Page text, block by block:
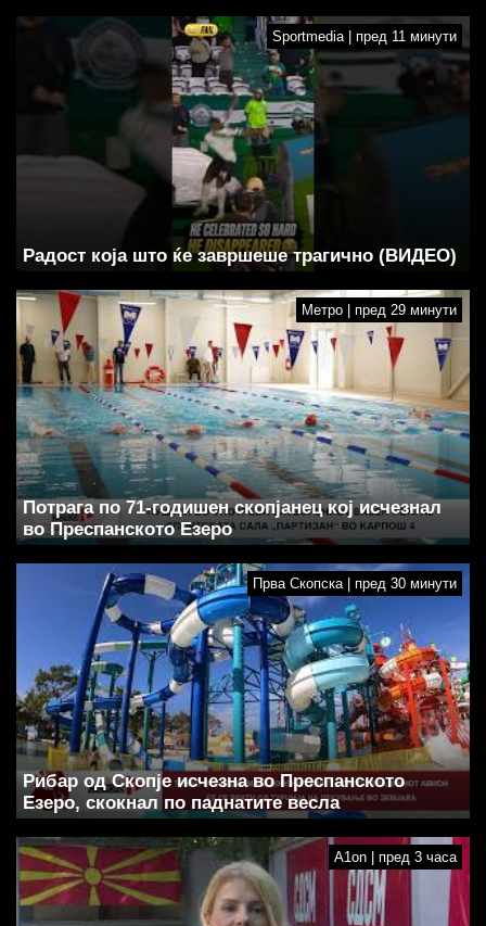
Sportmedia | пред 11 минути
Радост која што ќе завршеше трагично (ВИДЕО)
Метро | пред 29 минути
Потрага по 71-годишен скопјанец кој исчезнал
во Преспанското Езеро
Прва Скопска | пред 30 минути
Рибар од Скопје исчезна во Преспанското
Езеро, скокнал по паднатите весла
A1on | пред 3 часа